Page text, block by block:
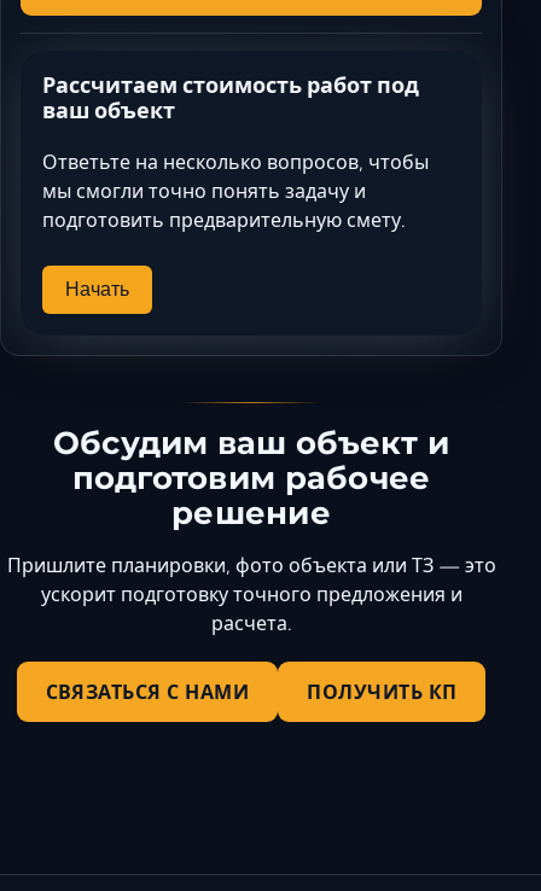
Рассчитаем стоимость работ под
ваш объект
Ответьте на несколько вопросов, чтобы
мы смогли точно понять задачу и
подготовить предварительную смету.
Начать
Обсудим ваш объект и
подготовим рабочее
решение
Пришлите планировки, фото объекта или ТЗ — это
ускорит подготовку точного предложения и
расчета.
СВЯЗАТЬСЯ С НАМИ ПОЛУЧИТЬ КП